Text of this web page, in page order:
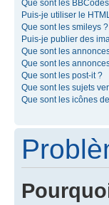
Que sont les
Puis-je utiliser le
Que sont les smileys ?
Puis-je publier des
Que sont les
Que sont les
Que sont les post-it ?
Que sont les sujets
Que sont les icônes